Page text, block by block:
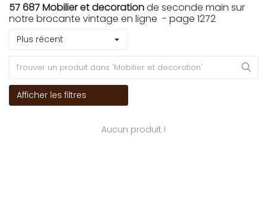
57 687 Mobilier et decorationde seconde main sur
notre brocante vintage en ligne - page 1272
Plus récent
Afficher les filtres
Aucun produit !